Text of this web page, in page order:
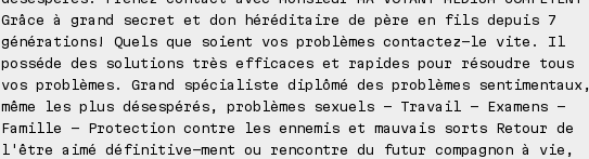
Grâce à grand secret et don héréditaire de père en fils depuis 7
générations! Quels que soient vos problèmes contactez-le vite. Il
posséde des solutions très efficaces et rapides pour résoudre tous
vos problèmes. Grand spécialiste diplômé des problèmes sentimentaux,
même les plus désespérés, problèmes sexuels - Travail - Examens -
Famille - Protection contre les ennemis et mauvais sorts Retour de
l'être aimé définitive-ment ou rencontre du futur compagnon à vie,